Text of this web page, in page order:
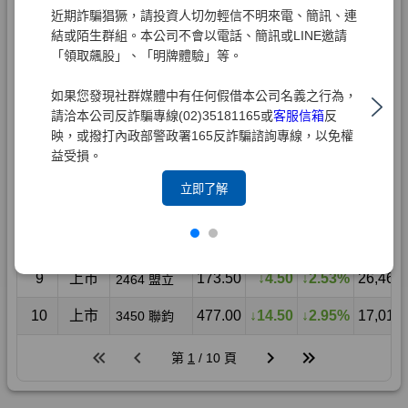
近期詐騙猖獗，請投資人切勿輕信不明來電、簡訊、連
結或陌生群組。本公司不會以電話、簡訊或LINE邀請
「領取飆股」、「明牌體驗」等。
如果您發現社群媒體中有任何假借本公司名義之行為，
請洽本公司反詐騙專線(02)35181165或客服信箱反
映，或撥打內政部警政署165反詐騙諮詢專線，以免權
益受損。
立即了解